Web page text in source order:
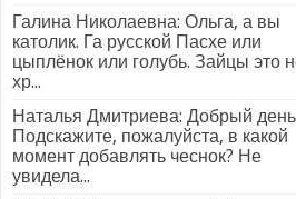
Галина Николаевна: Ольга, а вы
католик. Га русской Пасхе или
цыплёнок или голубь. Зайцы это
хр...
Наталья Дмитриева: Добрый
Подскажите, пожалуйста, в какой
момент добавлять чеснок? Не
увидела...